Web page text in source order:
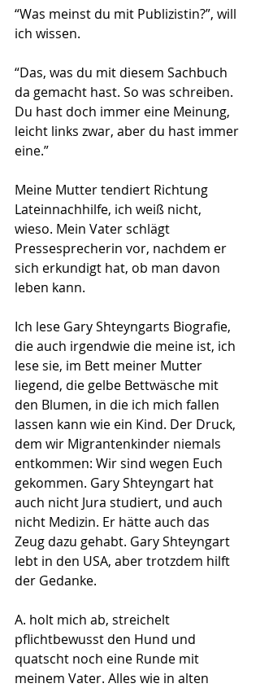
“Was meinst du mit Publizistin?”, will
ich wissen.
“Das, was du mit diesem Sachbuch
da gemacht hast. So was schreiben.
Du hast doch immer eine Meinung,
leicht links zwar, aber du hast immer
eine.”
Meine Mutter tendiert Richtung
Lateinnachhilfe, ich weiß nicht,
wieso. Mein Vater schlägt
Pressesprecherin vor, nachdem er
sich erkundigt hat, ob man davon
leben kann.
Ich lese Gary Shteyngarts Biografie,
die auch irgendwie die meine ist, ich
lese sie, im Bett meiner Mutter
liegend, die gelbe Bettwäsche mit
den Blumen, in die ich mich fallen
lassen kann wie ein Kind. Der Druck,
dem wir Migrantenkinder niemals
entkommen: Wir sind wegen Euch
gekommen. Gary Shteyngart hat
auch nicht Jura studiert, und auch
nicht Medizin. Er hätte auch das
Zeug dazu gehabt. Gary Shteyngart
lebt in den USA, aber trotzdem hilft
der Gedanke.
A. holt mich ab, streichelt
pflichtbewusst den Hund und
quatscht noch eine Runde mit
meinem Vater. Alles wie in alten